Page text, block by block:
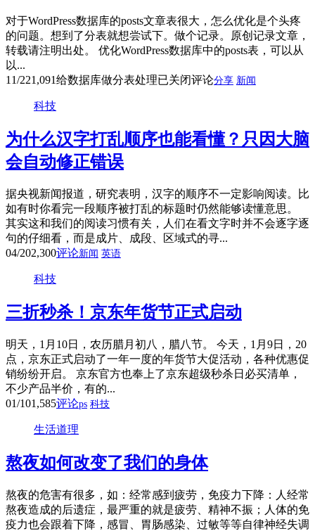
对于WordPress数据库的posts文章表很大，怎么优化是个头疼
的问题。想到了分表就想尝试下。做个记录。原创记录文章，
转载请注明出处。 优化WordPress数据库中的posts表，可以从
以...
11/221,091给数据库做分表处理已关闭评论分享 新闻
科技
为什么汉字打乱顺序也能看懂？只因大脑
会自动修正错误
据央视新闻报道，研究表明，汉字的顺序不一定影响阅读。比
如有时你看完一段顺序被打乱的标题时仍然能够读懂意思。
其实这和我们的阅读习惯有关，人们在看文字时并不会逐字逐
句的仔细看，而是成片、成段、区域式的寻...
04/202,300评论新闻 英语
科技
三折秒杀！京东年货节正式启动
明天，1月10日，农历腊月初八，腊八节。 今天，1月9日，20
点，京东正式启动了一年一度的年货节大促活动，各种优惠促
销纷纷开启。 京东官方也奉上了京东超级秒杀日必买清单，
不少产品半价，有的...
01/101,585评论ps 科技
生活道理
熬夜如何改变了我们的身体
熬夜的危害有很多，如：经常感到疲劳，免疫力下降：人经常
熬夜造成的后遗症，最严重的就是疲劳、精神不振；人体的免
疫力也会跟着下降，感冒、胃肠感染、过敏等等自律神经失调